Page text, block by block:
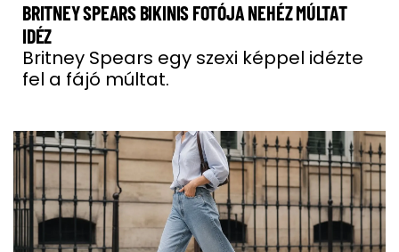
BRITNEY SPEARS BIKINIS FOTÓJA NEHÉZ MÚLTAT
IDÉZ
Britney Spears egy szexi képpel idézte
fel a fájó múltat.